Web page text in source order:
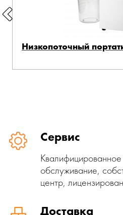
Низкопоточный
Сервис
обслуживание,
центр,
Доставка